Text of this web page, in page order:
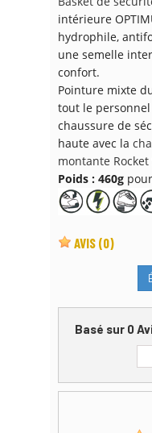
intérieure
hydrophile,
une semelle
confort.
Pointure mixte
tout le
chaussure de
haute avec la
montante Rocket
Poids : 460g
AVIS (0)
Basé sur 0